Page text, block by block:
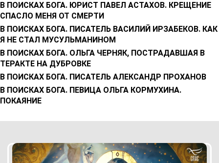
В ПОИСКАХ БОГА. ЮРИСТ ПАВЕЛ АСТАХОВ. КРЕЩЕНИЕ
СПАСЛО МЕНЯ ОТ СМЕРТИ
В ПОИСКАХ БОГА. ПИСАТЕЛЬ ВАСИЛИЙ ИРЗАБЕКОВ. КАК
Я НЕ СТАЛ МУСУЛЬМАНИНОМ
В ПОИСКАХ БОГА. ОЛЬГА ЧЕРНЯК, ПОСТРАДАВШАЯ В
ТЕРАКТЕ НА ДУБРОВКЕ
В ПОИСКАХ БОГА. ПИСАТЕЛЬ АЛЕКСАНДР ПРОХАНОВ
В ПОИСКАХ БОГА. ПЕВИЦА ОЛЬГА КОРМУХИНА.
ПОКАЯНИЕ